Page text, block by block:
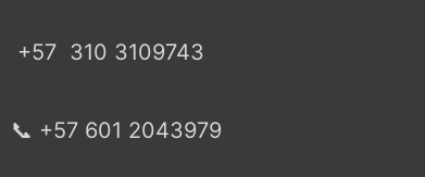
+57 310 3109743
📞 +57 601 2043979